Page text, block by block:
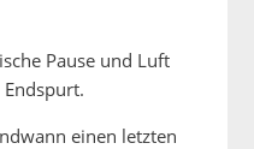
Pause und Luft
einen letzten